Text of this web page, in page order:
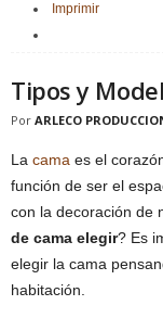
Imprimir
Tipos y
Por ARLECO
La cama es el
función de ser el
con la decoración de
de cama elegir? Es
elegir la cama
habitación.